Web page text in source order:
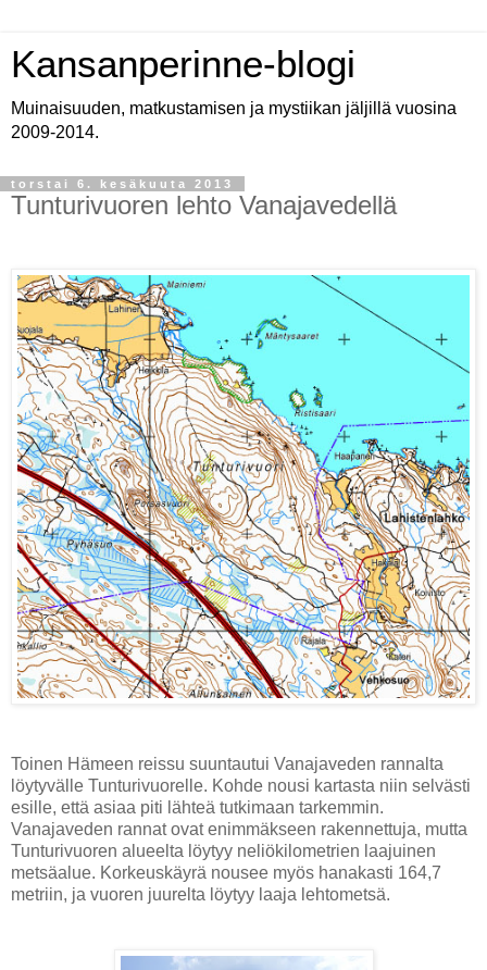
Kansanperinne-blogi
Muinaisuuden, matkustamisen ja mystiikan jäljillä vuosina
2009-2014.
torstai 6. kesäkuuta 2013
Tunturivuoren lehto Vanajavedellä
Toinen Hämeen reissu suuntautui Vanajaveden rannalta
löytyvälle Tunturivuorelle. Kohde nousi kartasta niin selvästi
esille, että asiaa piti lähteä tutkimaan tarkemmin.
Vanajaveden rannat ovat enimmäkseen rakennettuja, mutta
Tunturivuoren alueelta löytyy neliökilometrien laajuinen
metsäalue. Korkeuskäyrä nousee myös hanakasti 164,7
metriin, ja vuoren juurelta löytyy laaja lehtometsä.